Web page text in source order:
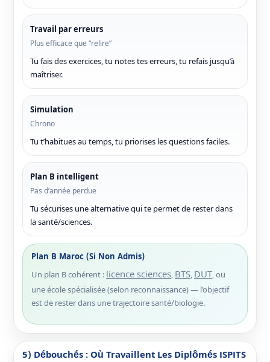
Travail par erreurs
Plus efficace que “relire”
Tu fais des exercices, tu notes tes erreurs, tu refais jusqu’à
maîtriser.
Simulation
Chrono
Tu t’habitues au temps, tu priorises les questions faciles.
Plan B intelligent
Pas d’année perdue
Tu sécurises une alternative qui te permet de rester dans
la santé/sciences.
Plan B Maroc (si Non Admis)
Un plan B cohérent :licence sciences,BTS,DUT, ou
une école spécialisée (selon reconnaissance) — l’objectif
est de rester dans une trajectoire santé/biologie.
5) Débouchés : Où Travaillent Les Diplômés ISPITS